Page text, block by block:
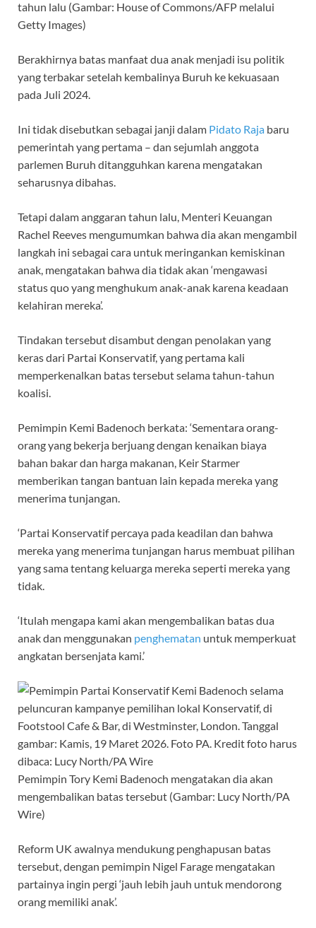
tahun lalu (Gambar: House of Commons/AFP melalui
Getty Images)
Berakhirnya batas manfaat dua anak menjadi isu politik
yang terbakar setelah kembalinya Buruh ke kekuasaan
pada Juli 2024.
Ini tidak disebutkan sebagai janji dalam Pidato Raja baru
pemerintah yang pertama – dan sejumlah anggota
parlemen Buruh ditangguhkan karena mengatakan
seharusnya dibahas.
Tetapi dalam anggaran tahun lalu, Menteri Keuangan
Rachel Reeves mengumumkan bahwa dia akan mengambil
langkah ini sebagai cara untuk meringankan kemiskinan
anak, mengatakan bahwa dia tidak akan ‘mengawasi
status quo yang menghukum anak-anak karena keadaan
kelahiran mereka’.
Tindakan tersebut disambut dengan penolakan yang
keras dari Partai Konservatif, yang pertama kali
memperkenalkan batas tersebut selama tahun-tahun
koalisi.
Pemimpin Kemi Badenoch berkata: ‘Sementara orang-
orang yang bekerja berjuang dengan kenaikan biaya
bahan bakar dan harga makanan, Keir Starmer
memberikan tangan bantuan lain kepada mereka yang
menerima tunjangan.
‘Partai Konservatif percaya pada keadilan dan bahwa
mereka yang menerima tunjangan harus membuat pilihan
yang sama tentang keluarga mereka seperti mereka yang
tidak.
‘Itulah mengapa kami akan mengembalikan batas dua
anak dan menggunakan penghematan untuk memperkuat
angkatan bersenjata kami.’
Pemimpin Tory Kemi Badenoch mengatakan dia akan
mengembalikan batas tersebut (Gambar: Lucy North/PA
Wire)
Reform UK awalnya mendukung penghapusan batas
tersebut, dengan pemimpin Nigel Farage mengatakan
partainya ingin pergi ‘jauh lebih jauh untuk mendorong
orang memiliki anak’.